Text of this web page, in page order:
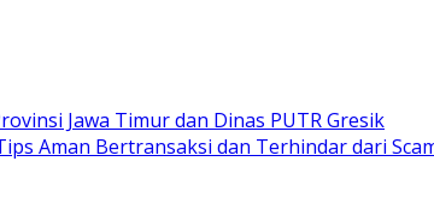
Jawa Timur dan Dinas PUTR Gresik
Aman Bertransaksi dan Terhindar dari